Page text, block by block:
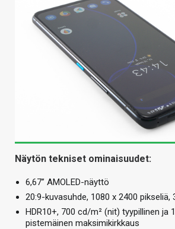
Näytön tekniset ominaisuudet:
6,67” AMOLED-näyttö
20:9-kuvasuhde, 1080 x 2400 pikseliä,
HDR10+, 700 cd/m² (nit) tyypillinen ja
pistemäinen maksimikirkkaus